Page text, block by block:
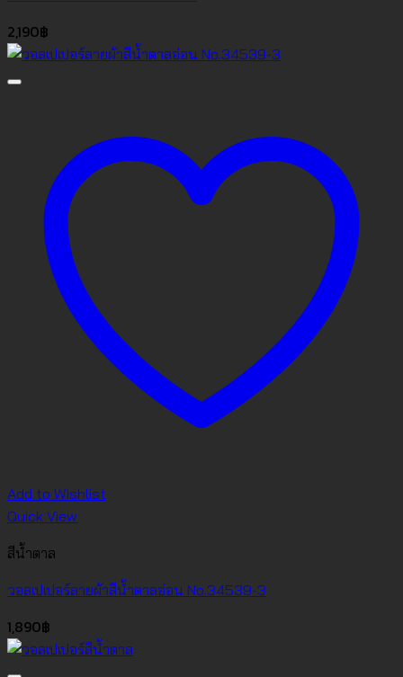
2,190฿
Add to Wishlist
Quick View
สีน้ำตาล
วอลเปเปอร์ลายผ้าสีน้ำตาลอ่อน No.34539-3
1,890฿